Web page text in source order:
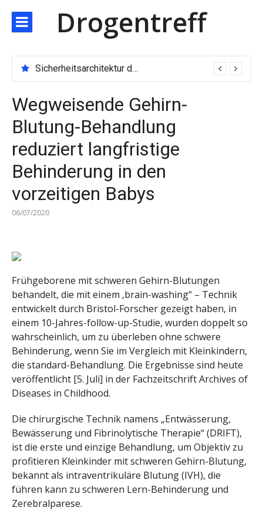
zum
Inhalt
Drogentreff
Sicherheitsarchitektur der nächsten Generation: JARXE kombiniert Multi-Wallet und MPC als Schutzschild für digitales Vertrauen
Wegweisende Gehirn-
Blutung-Behandlung
reduziert langfristige
Behinderung in den
vorzeitigen Babys
06/07/2020
Frühgeborene mit schweren Gehirn-Blutungen
behandelt, die mit einem ‚brain-washing“ – Technik
entwickelt durch Bristol-Forscher gezeigt haben, in
einem 10-Jahres-follow-up-Studie, wurden doppelt so
wahrscheinlich, um zu überleben ohne schwere
Behinderung, wenn Sie im Vergleich mit Kleinkindern,
die standard-Behandlung. Die Ergebnisse sind heute
veröffentlicht [5. Juli] in der Fachzeitschrift Archives of
Diseases in Childhood.
Die chirurgische Technik namens „Entwässerung,
Bewässerung und Fibrinolytische Therapie“ (DRIFT),
ist die erste und einzige Behandlung, um Objektiv zu
profitieren Kleinkinder mit schweren Gehirn-Blutung,
bekannt als intraventrikuläre Blutung (IVH), die
führen kann zu schweren Lern-Behinderung und
Zerebralparese.